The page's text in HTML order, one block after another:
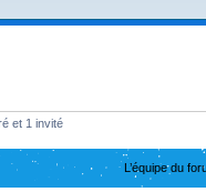
et 1 invité
L’équipe du